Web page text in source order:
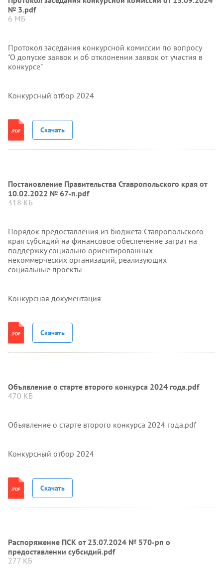
№ 3.pdf
6 МБ
Протокол заседания конкурсной комиссии по вопросу
"О допуске заявок и об отклонении заявок от участия в
конкурсе"
Конкурсный отбор 2024
Скачать
Постановление Правительства Ставропольского края от
10.02.2022 № 67-п.pdf
318 КБ
Порядок предоставления из бюджета Ставропольского
края субсидий на финансовое обеспечение затрат на
поддержку социально ориентированных
некоммерческих организаций, реализующих
социальные проекты
Конкурсная документация
Скачать
Объявление о старте второго конкурса 2024 года.pdf
470 КБ
Объявление о старте второго конкурса 2024 года.pdf
Конкурсный отбор 2024
Скачать
Распоряжение ПСК от 23.07.2024 № 570-рп о
предоставлении субсидий.pdf
277 КБ